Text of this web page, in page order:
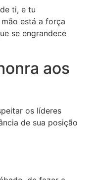
ti, e tu
está a força
se engrandece
aos
os líderes
de sua posição